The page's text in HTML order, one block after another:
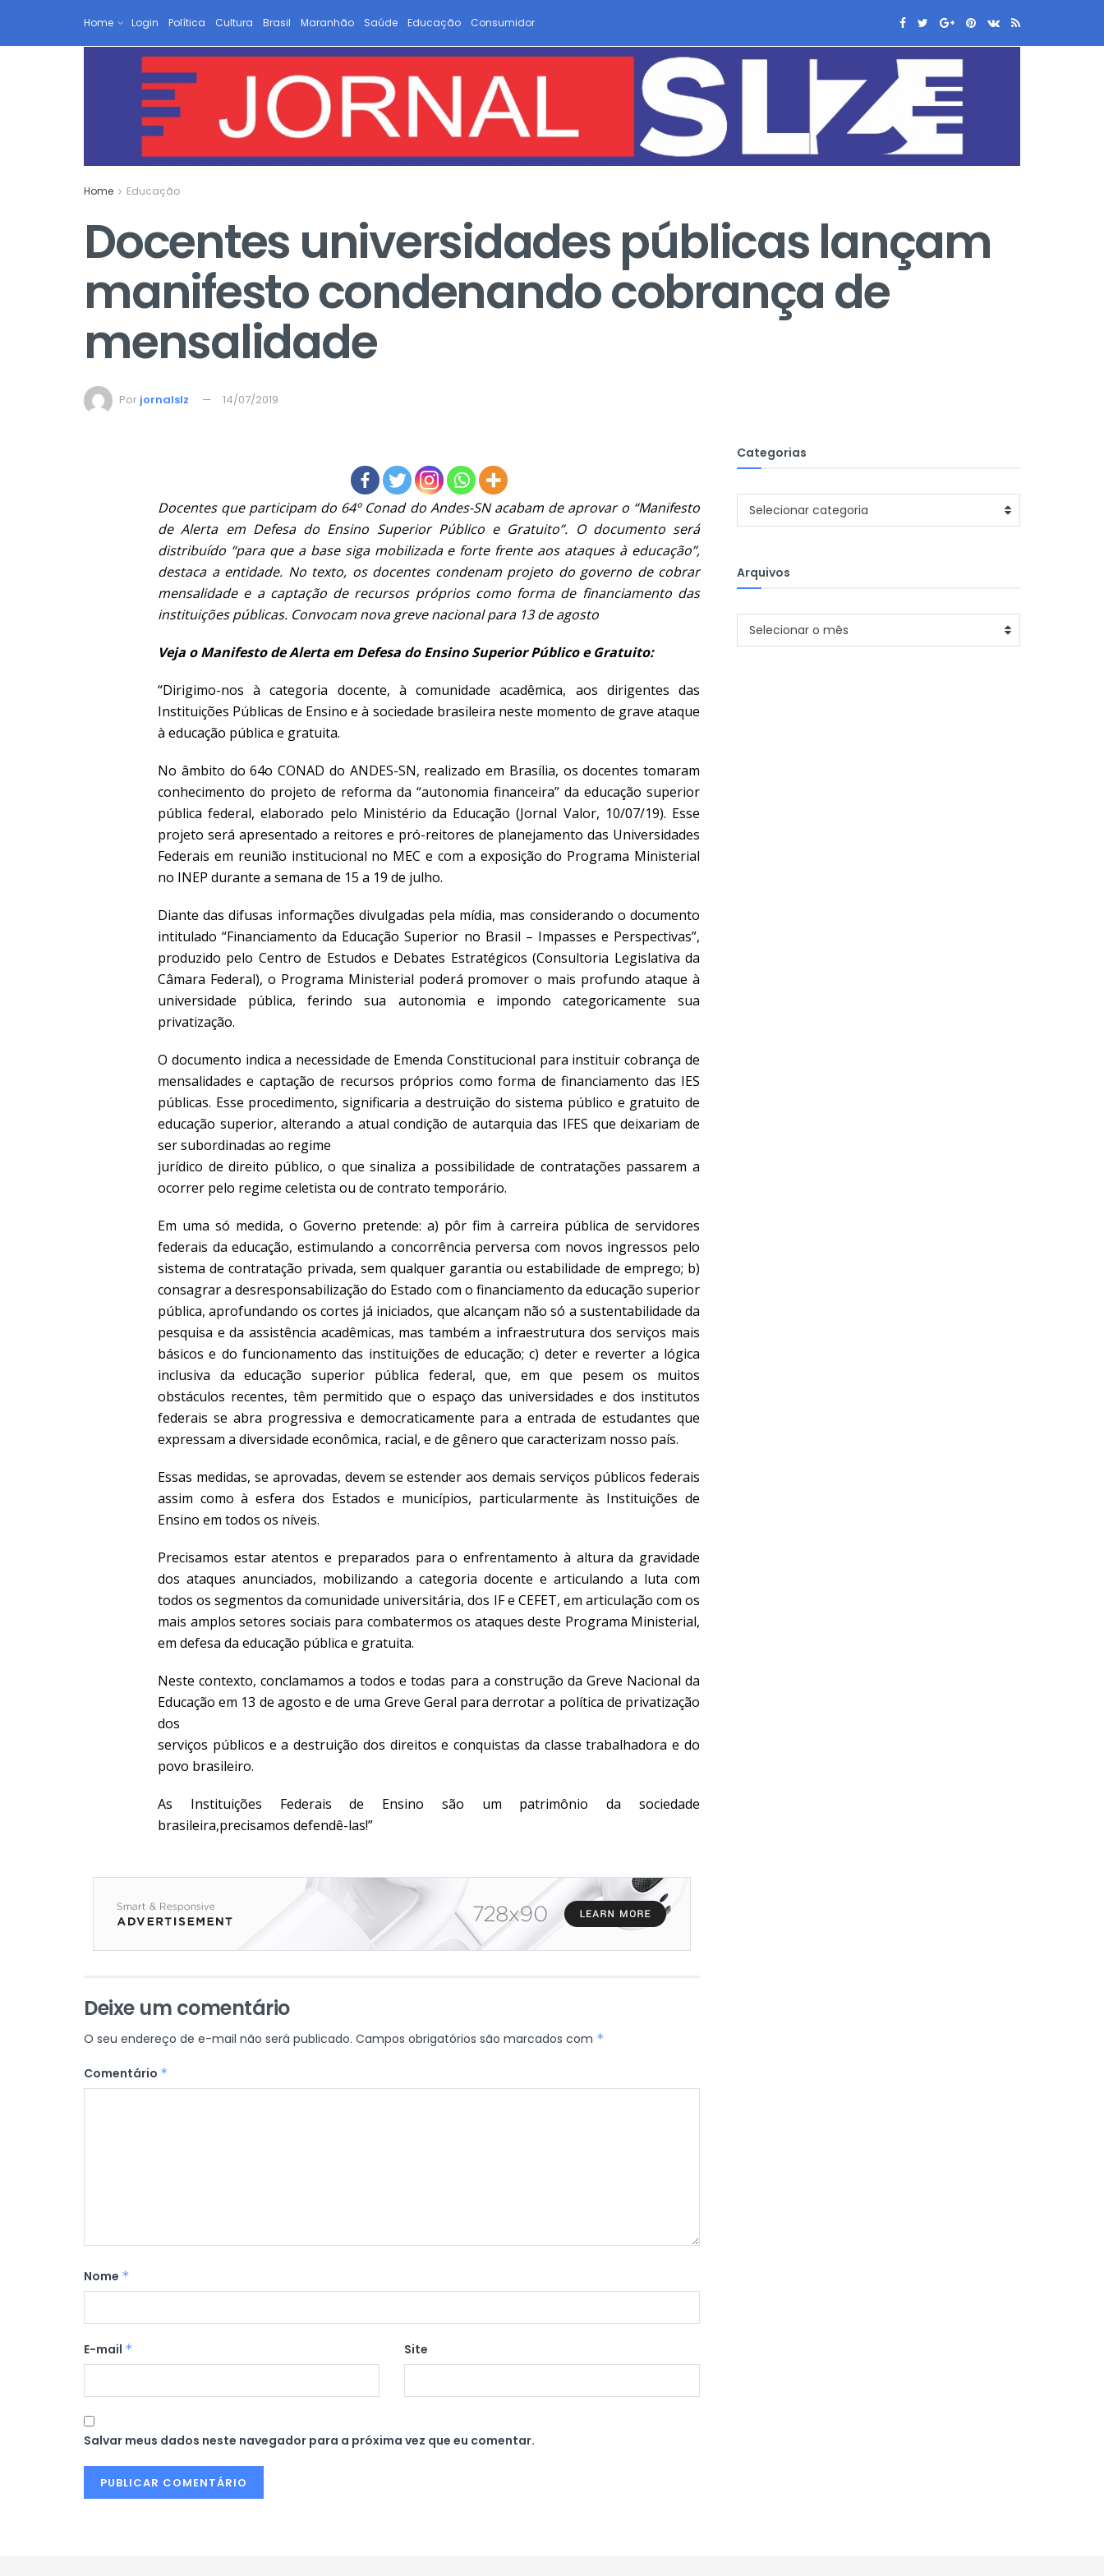
Home Login Política Cultura Brasil Maranhão Saúde Educação Consumidor
Home Educação
Docentes universidades públicas lançam
manifesto condenando cobrança de
mensalidade
Por jornalslz 14/07/2019
Docentes que participam do 64º Conad do Andes-SN acabam de aprovar o “Manifesto
de Alerta em Defesa do Ensino Superior Público e Gratuito”. O documento será
distribuído “para que a base siga mobilizada e forte frente aos ataques à educação”,
destaca a entidade. No texto, os docentes condenam projeto do governo de cobrar
mensalidade e a captação de recursos próprios como forma de financiamento das
instituições públicas. Convocam nova greve nacional para 13 de agosto
Veja o Manifesto de Alerta em Defesa do Ensino Superior Público e Gratuito:
“Dirigimo-nos à categoria docente, à comunidade acadêmica, aos dirigentes das
Instituições Públicas de Ensino e à sociedade brasileira neste momento de grave ataque
à educação pública e gratuita.
No âmbito do 64o CONAD do ANDES-SN, realizado em Brasília, os docentes tomaram
conhecimento do projeto de reforma da “autonomia financeira” da educação superior
pública federal, elaborado pelo Ministério da Educação (Jornal Valor, 10/07/19). Esse
projeto será apresentado a reitores e pró-reitores de planejamento das Universidades
Federais em reunião institucional no MEC e com a exposição do Programa Ministerial
no INEP durante a semana de 15 a 19 de julho.
Diante das difusas informações divulgadas pela mídia, mas considerando o documento
intitulado “Financiamento da Educação Superior no Brasil – Impasses e Perspectivas”,
produzido pelo Centro de Estudos e Debates Estratégicos (Consultoria Legislativa da
Câmara Federal), o Programa Ministerial poderá promover o mais profundo ataque à
universidade pública, ferindo sua autonomia e impondo categoricamente sua
privatização.
O documento indica a necessidade de Emenda Constitucional para instituir cobrança de
mensalidades e captação de recursos próprios como forma de financiamento das IES
públicas. Esse procedimento, significaria a destruição do sistema público e gratuito de
educação superior, alterando a atual condição de autarquia das IFES que deixariam de
ser subordinadas ao regime
jurídico de direito público, o que sinaliza a possibilidade de contratações passarem a
ocorrer pelo regime celetista ou de contrato temporário.
Em uma só medida, o Governo pretende: a) pôr fim à carreira pública de servidores
federais da educação, estimulando a concorrência perversa com novos ingressos pelo
sistema de contratação privada, sem qualquer garantia ou estabilidade de emprego; b)
consagrar a desresponsabilização do Estado com o financiamento da educação superior
pública, aprofundando os cortes já iniciados, que alcançam não só a sustentabilidade da
pesquisa e da assistência acadêmicas, mas também a infraestrutura dos serviços mais
básicos e do funcionamento das instituições de educação; c) deter e reverter a lógica
inclusiva da educação superior pública federal, que, em que pesem os muitos
obstáculos recentes, têm permitido que o espaço das universidades e dos institutos
federais se abra progressiva e democraticamente para a entrada de estudantes que
expressam a diversidade econômica, racial, e de gênero que caracterizam nosso país.
Essas medidas, se aprovadas, devem se estender aos demais serviços públicos federais
assim como à esfera dos Estados e municípios, particularmente às Instituições de
Ensino em todos os níveis.
Precisamos estar atentos e preparados para o enfrentamento à altura da gravidade
dos ataques anunciados, mobilizando a categoria docente e articulando a luta com
todos os segmentos da comunidade universitária, dos IF e CEFET, em articulação com os
mais amplos setores sociais para combatermos os ataques deste Programa Ministerial,
em defesa da educação pública e gratuita.
Neste contexto, conclamamos a todos e todas para a construção da Greve Nacional da
Educação em 13 de agosto e de uma Greve Geral para derrotar a política de privatização
dos
serviços públicos e a destruição dos direitos e conquistas da classe trabalhadora e do
povo brasileiro.
As Instituições Federais de Ensino são um patrimônio da sociedade
brasileira,precisamos defendê-las!”
Deixe um comentário
O seu endereço de e-mail não será publicado. Campos obrigatórios são marcados com *
Comentário *
Nome *
E-mail * Site
Salvar meus dados neste navegador para a próxima vez que eu comentar.
Categorias
Categorias
Selecionar categoria
Arquivos
Arquivos
Selecionar o mês